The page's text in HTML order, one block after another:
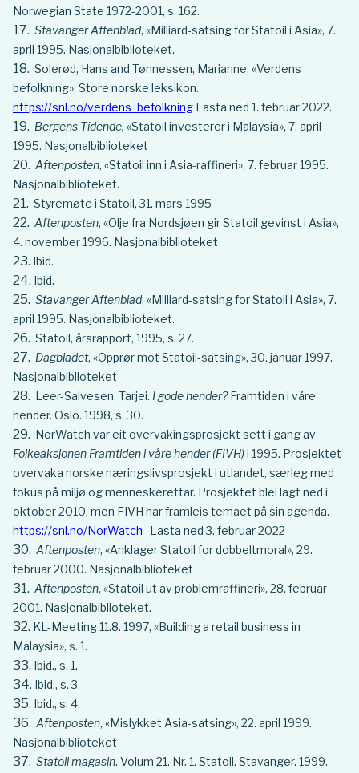
Norwegian State 1972-2001, s. 162.
Stavanger Aftenblad, «Milliard-satsing for Statoil i Asia», 7.
april 1995. Nasjonalbiblioteket.
Solerød, Hans and Tønnessen, Marianne, «Verdens
befolkning», Store norske leksikon.
https://snl.no/verdens_befolkning Lasta ned 1. februar 2022.
Bergens Tidende, «Statoil investerer i Malaysia», 7. april
1995. Nasjonalbiblioteket
Aftenposten, «Statoil inn i Asia-raffineri», 7. februar 1995.
Nasjonalbiblioteket.
Styremøte i Statoil, 31. mars 1995
Aftenposten, «Olje fra Nordsjøen gir Statoil gevinst i Asia»,
4. november 1996. Nasjonalbiblioteket
Ibid.
Ibid.
Stavanger Aftenblad, «Milliard-satsing for Statoil i Asia», 7.
april 1995. Nasjonalbiblioteket.
Statoil, årsrapport, 1995, s. 27.
Dagbladet, «Opprør mot Statoil-satsing», 30. januar 1997.
Nasjonalbiblioteket
Leer-Salvesen, Tarjei. I gode hender?Framtiden i våre
hender. Oslo. 1998, s. 30.
NorWatch var eit overvakingsprosjekt sett i gang av
Folkeaksjonen Framtiden i våre hender (FIVH)i 1995. Prosjektet
overvaka norske næringslivsprosjekt i utlandet, særleg med
fokus på miljø og menneskerettar. Prosjektet blei lagt ned i
oktober 2010, men FIVH har framleis temaet på sin agenda.
https://snl.no/NorWatch Lasta ned 3. februar 2022
Aftenposten, «Anklager Statoil for dobbeltmoral», 29.
februar 2000. Nasjonalbiblioteket
Aftenposten, «Statoil ut av problemraffineri», 28. februar
2001. Nasjonalbiblioteket.
KL-Meeting 11.8. 1997, «Building a retail business in
Malaysia», s. 1.
Ibid., s. 1.
Ibid., s. 3.
Ibid., s. 4.
Aftenposten, «Mislykket Asia-satsing», 22. april 1999.
Nasjonalbiblioteket
Statoil magasin. Volum 21. Nr. 1. Statoil. Stavanger. 1999.